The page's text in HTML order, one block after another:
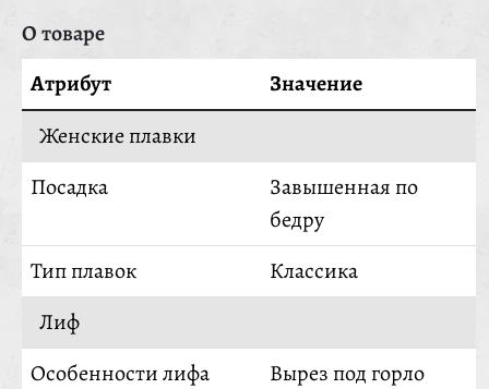
О товаре
Атрибут
Значение
Женские плавки
Посадка
Завышенная по
бедру
Тип плавок
Классика
Лиф
Особенности лифа
Вырез под горло